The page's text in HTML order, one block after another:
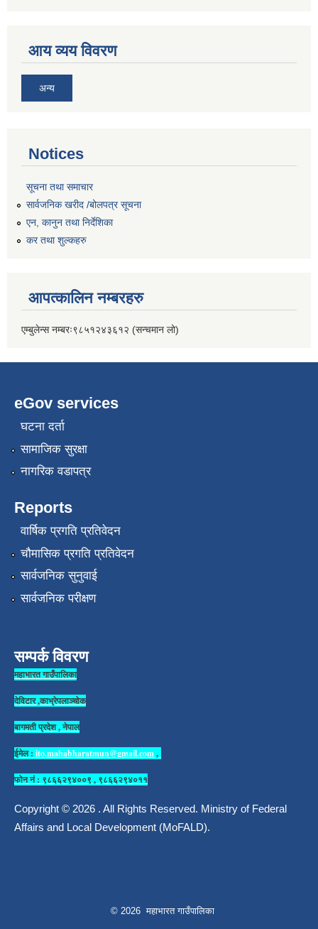
आय व्यय विवरण
अन्य
Notices
सूचना तथा समाचार
सार्वजनिक खरीद /बोलपत्र सूचना
एन, कानुन तथा निर्देशिका
कर तथा शुल्कहरु
आपत्कालिन नम्बरहरु
एम्बुलेन्स नम्बरः९८५१२४३६१२ (सन्चमान लो)
eGov services
घटना दर्ता
सामाजिक सुरक्षा
नागरिक वडापत्र
Reports
वार्षिक प्रगति प्रतिवेदन
चौमासिक प्रगति प्रतिवेदन
सार्वजनिक सुनुवाई
सार्वजनिक परीक्षण
सम्पर्क विवरण
महाभारत गाउँपालिका
देविटार ,काभ्रेपलाञ्चोक
बागमती प्रदेश , नेपाल
ईमेल : ito.mahabharatmun@gmail.com,
फोन नं : ९८६६२९४००९ , ९८६६२९४०११
Copyright © 2026 . All Rights Reserved. Ministry of Federal
Affairs and Local Development (MoFALD).
© 2026 महाभारत गाउँपालिका